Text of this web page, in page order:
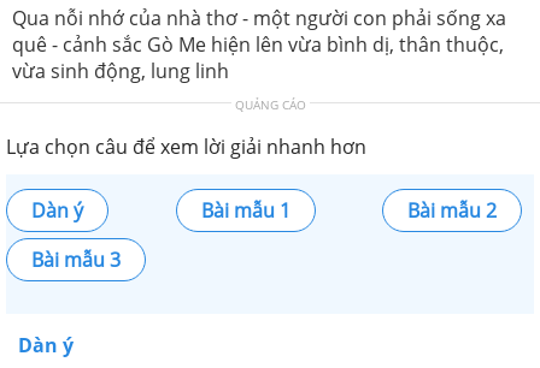
Qua nỗi nhớ của nhà thơ - một người con phải sống xa
quê - cảnh sắc Gò Me hiện lên vừa bình dị, thân thuộc,
vừa sinh động, lung linh
QUẢNG CÁO
Lựa chọn câu để xem lời giải nhanh hơn
Dàn ý Bài mẫu 1
Bài mẫu 2
Bài mẫu 3
Dàn ý